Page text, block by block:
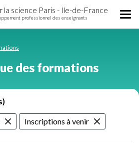
la science Paris - Ile-de-France
professionnel des enseignants
des formations
Inscriptions à venir